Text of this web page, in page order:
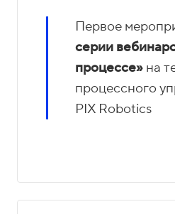
Первое
серии
процессе» на
процессного
PIX Robotics